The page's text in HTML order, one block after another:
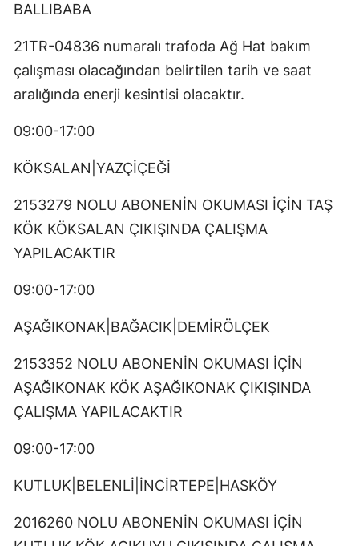
BALLIBABA
21TR-04836 numaralı trafoda Ağ Hat bakım
çalışması olacağından belirtilen tarih ve saat
aralığında enerji kesintisi olacaktır.
09:00-17:00
KÖKSALAN|YAZÇİÇEĞİ
2153279 NOLU ABONENİN OKUMASI İÇİN TAŞ
KÖK KÖKSALAN ÇIKIŞINDA ÇALIŞMA
YAPILACAKTIR
09:00-17:00
AŞAĞIKONAK|BAĞACIK|DEMİRÖLÇEK
2153352 NOLU ABONENİN OKUMASI İÇİN
AŞAĞIKONAK KÖK AŞAĞIKONAK ÇIKIŞINDA
ÇALIŞMA YAPILACAKTIR
09:00-17:00
KUTLUK|BELENLİ|İNCİRTEPE|HASKÖY
2016260 NOLU ABONENİN OKUMASI İÇİN